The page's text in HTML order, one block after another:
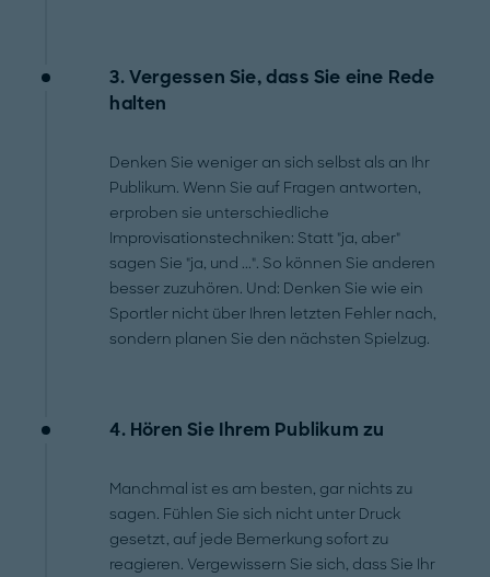
3. Vergessen Sie, dass Sie eine Rede
halten
Denken Sie weniger an sich selbst als an Ihr
Publikum. Wenn Sie auf Fragen antworten,
erproben sie unterschiedliche
Improvisationstechniken: Statt "ja, aber"
sagen Sie "ja, und ...". So können Sie anderen
besser zuzuhören. Und: Denken Sie wie ein
Sportler nicht über Ihren letzten Fehler nach,
sondern planen Sie den nächsten Spielzug.
4. Hören Sie Ihrem Publikum zu
Manchmal ist es am besten, gar nichts zu
sagen. Fühlen Sie sich nicht unter Druck
gesetzt, auf jede Bemerkung sofort zu
reagieren. Vergewissern Sie sich, dass Sie Ihr